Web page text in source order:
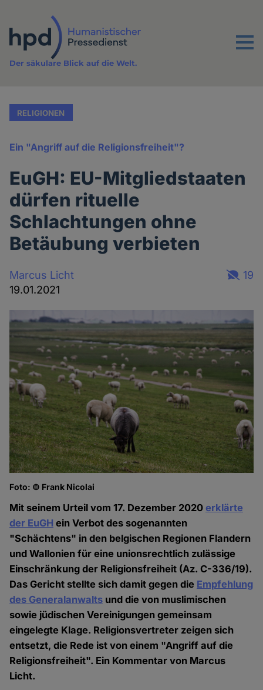
Inhalt
Menu
Der säkulare Blick auf die Welt.
RELIGIONEN
Ein "Angriff auf die Religionsfreiheit"?
EuGH: EU-Mitgliedstaaten
dürfen rituelle
Schlachtungen ohne
Betäubung verbieten
Marcus Licht
19.01.2021
19
Foto: © Frank Nicolai
Mit seinem Urteil vom 17. Dezember 2020erklärte
der EuGH ein Verbot des sogenannten
"Schächtens" in den belgischen Regionen Flandern
und Wallonien für eine unionsrechtlich zulässige
Einschränkung der Religionsfreiheit (Az. C-336/19).
Das Gericht stellte sich damit gegen die Empfehlung
des Generalanwalts und die von muslimischen
sowie jüdischen Vereinigungen gemeinsam
eingelegte Klage. Religionsvertreter zeigen sich
entsetzt, die Rede ist von einem "Angriff auf die
Religionsfreiheit". Ein Kommentar von Marcus
Licht.